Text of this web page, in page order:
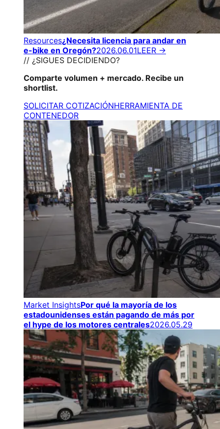
Resources¿Necesita licencia para andar en
e-bike en Oregón?2026.06.01LEER →
// ¿SIGUES DECIDIENDO?
Comparte volumen + mercado. Recibe un
shortlist.
SOLICITAR COTIZACIÓNHERRAMIENTA DE
CONTENEDOR
Market InsightsPor qué la mayoría de los
estadounidenses están pagando de más por
el hype de los motores centrales2026.05.29